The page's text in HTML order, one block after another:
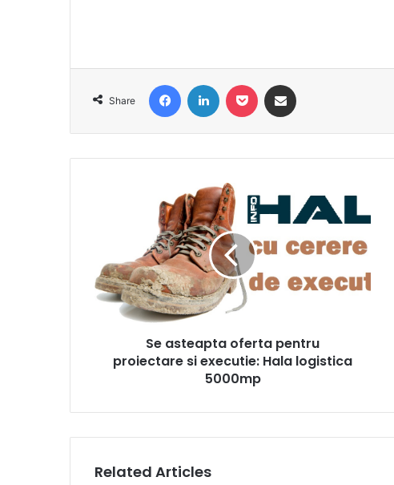
Share
FacebookLinkedIn Pocket
proiectare
si
executie:
Se asteapta oferta pentru
proiectare si executie: Hala logistica
5000mp
Related Articles